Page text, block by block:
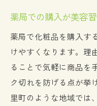
薬局での購入が美容
薬局で化粧品を購入す
けやすくなります。理
ることで気軽に商品を
ク切れを防げる点が挙
里町のような地域では